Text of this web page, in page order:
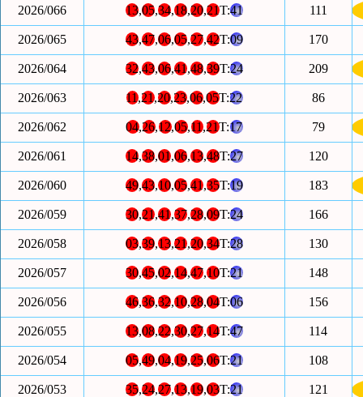
2026/066 13,05,34,18,20,21T:41 111
2026/065 43,47,06,05,27,42T:09 170
2026/064 32,43,06,41,48,39T:24 209
2026/063 11,21,20,23,06,05T:22 86
2026/062 04,26,12,05,11,21T:17 79
2026/061 14,38,01,06,13,48T:27 120
2026/060 49,43,10,05,41,35T:19 183
2026/059 30,21,41,37,28,09T:24 166
2026/058 03,39,13,21,20,34T:28 130
2026/057 30,45,02,14,47,10T:21 148
2026/056 46,36,32,10,28,04T:06 156
2026/055 13,08,22,30,27,14T:47 114
2026/054 05,49,04,19,25,06T:21 108
2026/053 35,24,27,13,19,03T:21 121